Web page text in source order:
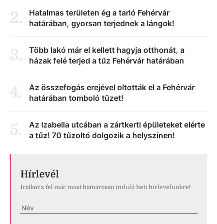
2.
Hatalmas területen ég a tarló Fehérvár
határában, gyorsan terjednek a lángok!
3.
Több lakó már el kellett hagyja otthonát, a
házak felé terjed a tűz Fehérvár határában
4.
Az összefogás erejével oltották el a Fehérvár
határában tomboló tüzet!
5.
Az Izabella utcában a zártkerti épületeket elérte
a tűz! 70 tűzoltó dolgozik a helyszínen!
Hírlevél
Iratkozz fel már most hamarosan induló heti hírlevelünkre!